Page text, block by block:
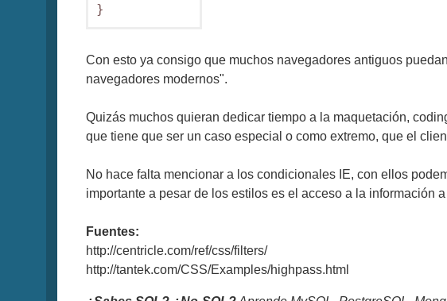
}
Con esto ya consigo que muchos navegadores antiguos
navegadores modernos".
Quizás muchos quieran dedicar tiempo a la maquetación,
que tiene que ser un caso especial o como extremo, que el
No hace falta mencionar a los condicionales IE, con ellos
importante a pesar de los estilos es el acceso a la información
Fuentes:
http://centricle.com/ref/css/filters/
http://tantek.com/CSS/Examples/highpass.html